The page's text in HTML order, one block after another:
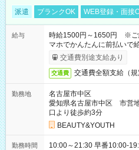
派遣 ブランクOK WEB登録・面接
給与
時給1500円～1650円 ※ご
マホでかんたんに前払いで
あり）交通費別途支給あり
交通費 交通費全額支給（規
勤務地
名古屋市中区
愛知県名古屋市中区 市営
口より徒歩約3分
BEAUTY&YOUTH
勤務時間
10:00～21:30 早番10:00-19:30 中番11:00-20:30 遅番12:00-